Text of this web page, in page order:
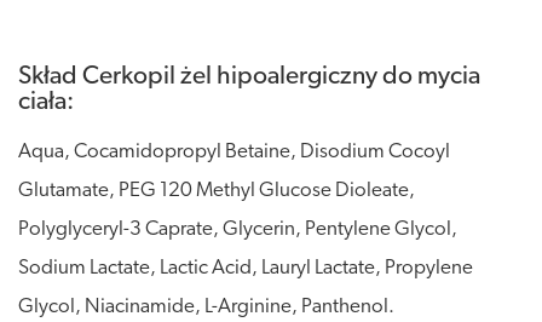
Skład Cerkopil żel hipoalergiczny do mycia
ciała:
Aqua, Cocamidopropyl Betaine, Disodium Cocoyl
Glutamate, PEG 120 Methyl Glucose Dioleate,
Polyglyceryl-3 Caprate, Glycerin, Pentylene Glycol,
Sodium Lactate, Lactic Acid, Lauryl Lactate, Propylene
Glycol, Niacinamide, L-Arginine, Panthenol.